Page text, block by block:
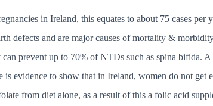
in Ireland, this equates to about 75 cases
defects and are major causes of mortality &
prevent up to 70% of NTDs such as spina bifida.
is evidence to show that in Ireland, women do not
from diet alone, as a result of this a folic acid